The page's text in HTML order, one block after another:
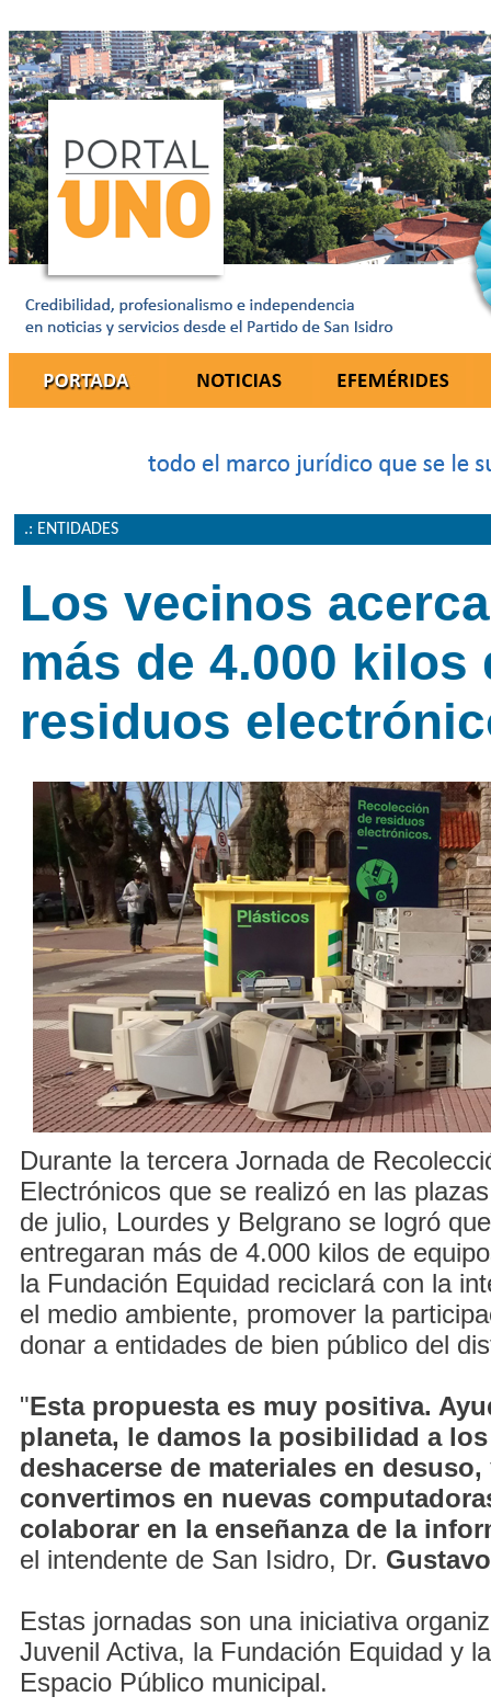
.: ENTIDADES
Los vecinos
más de 4.000 kilos
residuos
Durante la tercera Jornada de
Electrónicos que se realizó en las
de julio, Lourdes y Belgrano se logró
entregaran más de 4.000 kilos de
la Fundación Equidad reciclará con la
el medio ambiente, promover la
donar a entidades de bien público del
"Esta propuesta es muy positiva.
planeta, le damos la posibilidad a
deshacerse de materiales en desuso,
convertimos en nuevas
colaborar en la enseñanza de la
el intendente de San Isidro, Dr.
Estas jornadas son una iniciativa
Juvenil Activa, la Fundación Equidad y
Espacio Público municipal.